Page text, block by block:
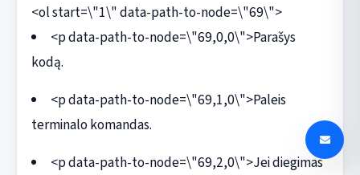
<ol start=\"1\" data-path-to-node=\"69\">
<p data-path-to-node=\"69,0,0\">Parašys
kodą.
<p data-path-to-node=\"69,1,0\">Paleis
terminalo komandas.
<p data-path-to-node=\"69,2,0\">Jei diegimas